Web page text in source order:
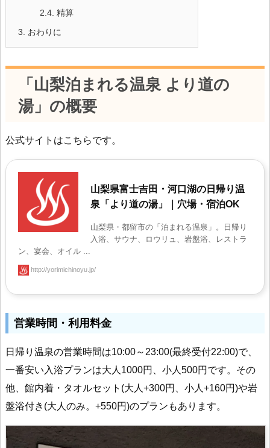
2.4. 精算
3.
おわりに
「山梨泊まれる温泉 より道の
湯」の概要
公式サイトはこちらです。
山梨県富士吉田・河口湖の日帰り温
泉「より道の湯」｜穴場・宿泊OK
山梨県・都留市の「泊まれる温泉」。日帰り
入浴、サウナ、ロウリュ、岩盤浴、レストラ
ン、宴会、オイル ...
http://yorimichinoyu.jp/
営業時間・利用料金
日帰り温泉の営業時間は10:00～23:00(最終受付22:00)で、
一番安い入浴プランは大人1000円、小人500円です。その
他、館内着・タオルセット(大人+300円、小人+160円)や岩
盤浴付き(大人のみ。+550円)のプランもあります。